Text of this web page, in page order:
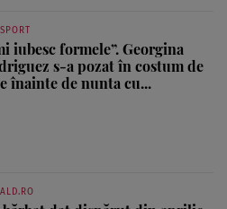
iubesc formele”. Georgina
s-a pozat în costum de
înainte de nunta cu...